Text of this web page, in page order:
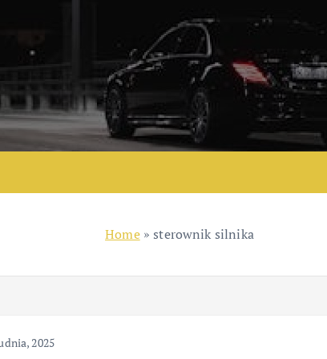
Home»sterownik silnika
2025